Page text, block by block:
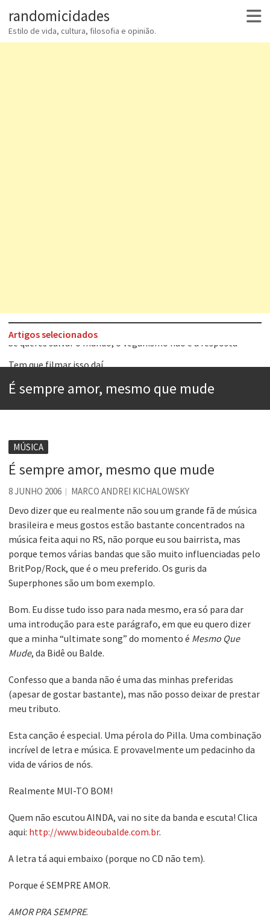
randomicidades
Estilo de vida, cultura, filosofia e opinião.
Artigos selecionados
A construção da urbanidade
Aprender a fracassar é o segredo do sucesso
Esse tal de Rock Gaúcho
Os causos de Jorge Luis Borges
Voto obrigatório é correto?
Se queres salvar o mundo, o veganismo não é a resposta
É sempre amor, mesmo que mude
MÚSICA
É sempre amor, mesmo que mude
8 JUNHO 2006 MARCO ANDREI KICHALOWSKY
Devo dizer que eu realmente não sou um grande fã de música
brasileira e meus gostos estão bastante concentrados na
música feita aqui no RS, não porque eu sou bairrista, mas
porque temos várias bandas que são muito influenciadas pelo
BritPop/Rock, que é o meu preferido. Os guris da
Superphones são um bom exemplo.
Bom. Eu disse tudo isso para nada mesmo, era só para dar
uma introdução para este parágrafo, em que eu quero dizer
que a minha “ultimate song” do momento é Mesmo Que
Mude, da Bidê ou Balde.
Confesso que a banda não é uma das minhas preferidas
(apesar de gostar bastante), mas não posso deixar de prestar
meu tributo.
Esta canção é especial. Uma pérola do Pilla. Uma combinação
incrível de letra e música. E provavelmente um pedacinho da
vida de vários de nós.
Realmente MUI-TO BOM!
Quem não escutou AINDA, vai no site da banda e escuta! Clica
aqui: http://www.bideoubalde.com.br.
A letra tá aqui embaixo (porque no CD não tem).
Porque é SEMPRE AMOR.
AMOR PRA SEMPRE.